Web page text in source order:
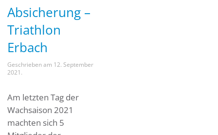
Absicherung –
Triathlon
Erbach
Geschrieben am 12. September
2021 .
Am letzten Tag der
Wachsaison 2021
machten sich 5